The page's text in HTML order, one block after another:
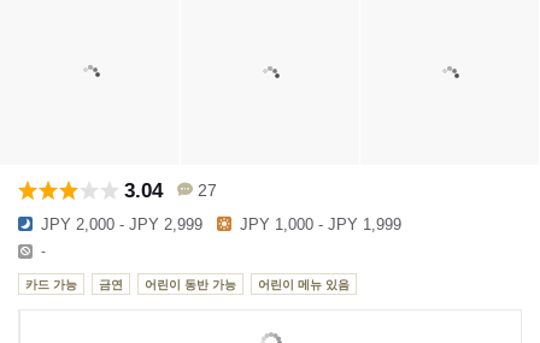
3.04 27
JPY 2,000 - JPY 2,999 JPY 1,000 - JPY 1,999
-
카드 가능 금연 어린이 동반 가능 어린이 메뉴 있음